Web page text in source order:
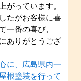
がっています。
たがお客様に喜
一番の喜び。
ありがとうござ
に、広島県内一
根塗装を行って